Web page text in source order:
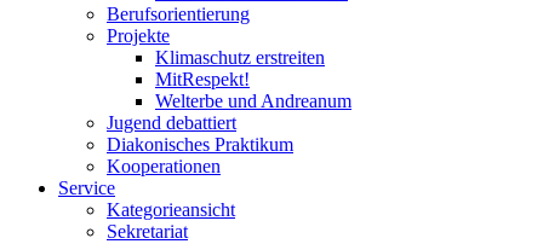
Berufsorientierung
Projekte
Klimaschutz erstreiten
MitRespekt!
Welterbe und Andreanum
Jugend debattiert
Diakonisches Praktikum
Kooperationen
Service
Kategorieansicht
Sekretariat